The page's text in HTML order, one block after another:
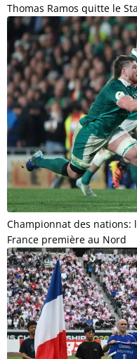
Thomas Ramos quitte le
Championnat des
France première au Nord